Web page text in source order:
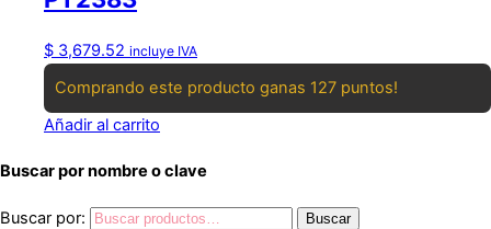
$ 3,679.52 incluye IVA
Comprando este producto ganas 127 puntos!
Añadir al carrito
Buscar por nombre o clave
Buscar por: Buscar